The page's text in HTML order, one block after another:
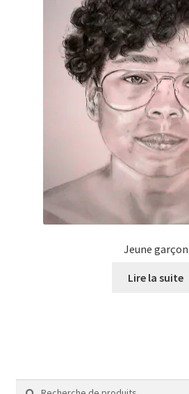
Jeune garçon
Lire la suite
Recherche
Recherche